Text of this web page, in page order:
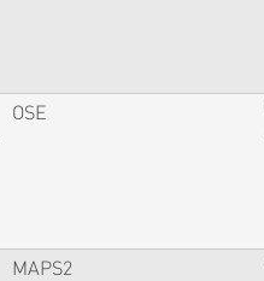
OSE
MAPS2